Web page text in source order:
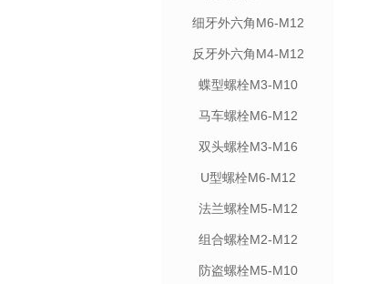
细牙外六角M6-M12
反牙外六角M4-M12
蝶型螺栓M3-M10
马车螺栓M6-M12
双头螺栓M3-M16
U型螺栓M6-M12
法兰螺栓M5-M12
组合螺栓M2-M12
防盗螺栓M5-M10